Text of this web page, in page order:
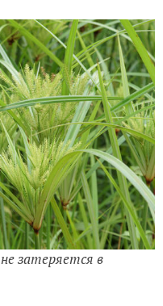
затеряется в